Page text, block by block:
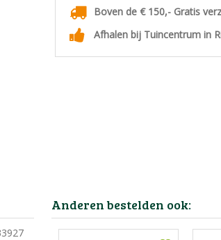
Boven de € 150,- Gratis
Afhalen bij Tuincentrum in
Anderen bestelden ook: